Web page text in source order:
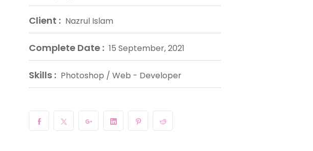
Client : Nazrul Islam
Complete Date : 15 September, 2021
Skills : Photoshop / Web - Developer